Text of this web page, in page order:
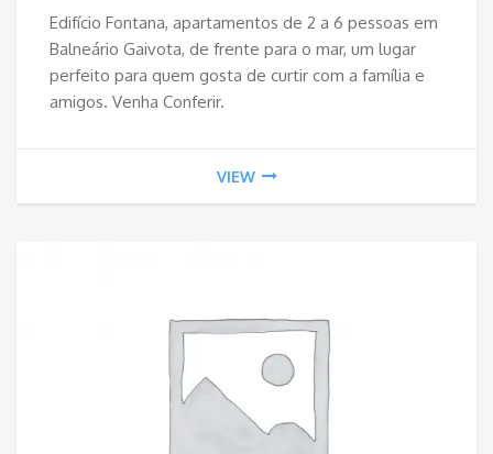
Edifício Fontana, apartamentos de 2 a 6 pessoas em
Balneário Gaivota, de frente para o mar, um lugar
perfeito para quem gosta de curtir com a família e
amigos. Venha Conferir.
VIEW